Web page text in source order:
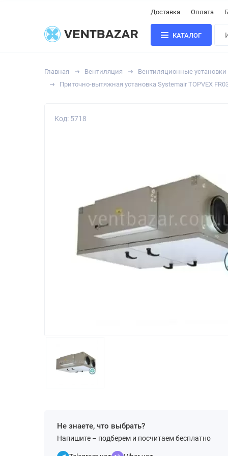
Доставка Оплата
КАТАЛОГ
Главная Вентиляция Вентиляционные установки
Приточно-вытяжная установка Systemair TOPVEX
Код: 5718
Не знаете, что выбрать?
Напишите – подберем и посчитаем бесплатно